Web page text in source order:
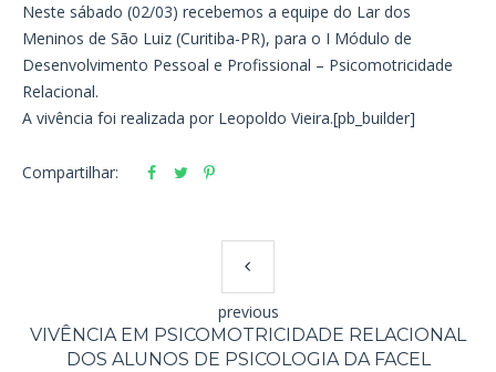
Neste sábado (02/03) recebemos a equipe do Lar dos
Meninos de São Luiz (Curitiba-PR), para o I Módulo de
Desenvolvimento Pessoal e Profissional – Psicomotricidade
Relacional.
A vivência foi realizada por Leopoldo Vieira.[pb_builder]
Compartilhar:
VIVÊNCIA EM PSICOMOTRICIDADE RELACIONAL
DOS ALUNOS DE PSICOLOGIA DA FACEL
previous